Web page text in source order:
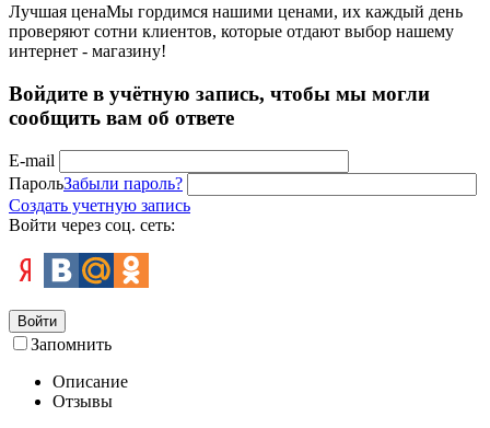
Лучшая ценаМы гордимся нашими ценами, их каждый день
проверяют сотни клиентов, которые отдают выбор нашему
интернет - магазину!
Войдите в учётную запись, чтобы мы могли
сообщить вам об ответе
E-mail
ПарольЗабыли пароль?
Создать учетную запись
Войти через соц. сеть:
Войти
Запомнить
Описание
Отзывы